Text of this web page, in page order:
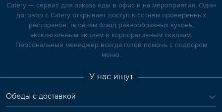
Catery — сервис для заказа еды в офис и на мероприятия. Один
договор с Catery открывает доступ к сотням проверенных
ресторанов, тысячам блюд разнообразных кухонь,
эксклюзивным акциям и корпоративным скидкам.
Персональный менеджер всегда готов помочь с подбором
меню.
У нас ищут
Обеды с доставкой